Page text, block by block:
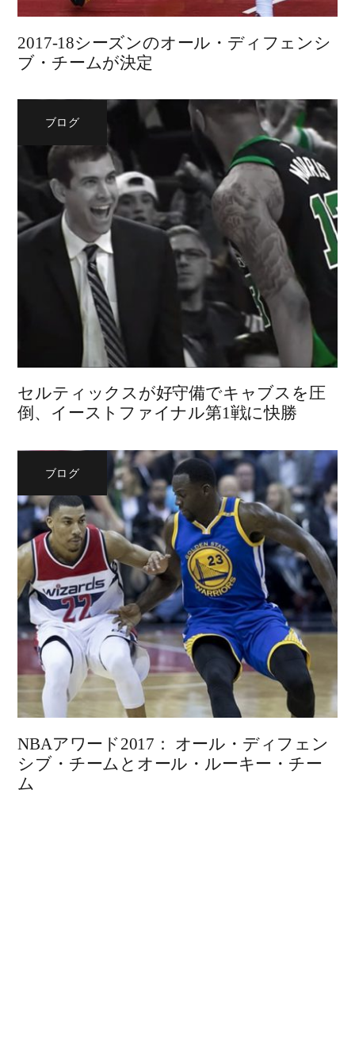
2017-18シーズンのオール・ディフェンシ
ブ・チームが決定
ブログ
セルティックスが好守備でキャブスを圧
倒、イーストファイナル第1戦に快勝
ブログ
NBAアワード2017： オール・ディフェン
シブ・チームとオール・ルーキー・チー
ム